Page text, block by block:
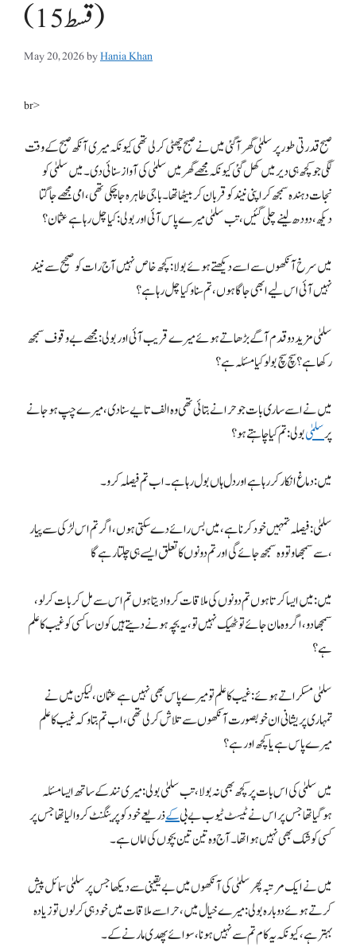
(قسط 15)
May 20, 2026byHania Khan
br>
صبح قدرتی طور پر سلمیٰ گھر آگئی میں نے صبح چھٹی کرلی تھی کیونکہ میری آنکھ صبح کے وقت
لگی جو کچھ ہی دیر میں کھل گئی کیونکہ مجھے گھر میں سلمیٰ کی آواز سنائی دی۔ میں سلمیٰ کو
نجات دہندہ سمجھ کر اپنی نیند کو قربان کربیٹھا تھا۔ باجی طاہرہ جاچکی تھی، امی مجھے جاگتا
دیکھ، دودھ لینے چلی گئیں، تب سلمیٰ میرے پاس آئی اور بولی: کیا چل رہا ہے عثمان؟
میں سرخ آنکھوں سے اسے دیکھتے ہوئے بولا: کچھ خاص نہیں آج رات کو صحیح سے نیند
نہیں آئی اس لیے ابھی جاگا ہوں، تم سناو کیا چل رہا ہے؟
سلمیٰ مزید دو قدم آگے بڑھاتے ہوئے میرے قریب آئی اور بولی: مجھے بے وقوف سمجھ
رکھا ہے؟ سچ سچ بولو کیا مسئلہ ہے؟
میں نے اسے ساری بات جو حرا نے بتائی تھی وہ الف تا یے سنا دی، میرے چپ ہوجانے
پرسلمیٰبولی: تم کیا چاہتے ہو؟
میں: دماغ انکار کررہا ہے اوردل ہاں بول رہا ہے۔ اب تم فیصلہ کرو۔
سلمیٰ: فیصلہ تمہیں خود کرنا ہے، میں بس رائے دے سکتی ہوں، اگر تم اس لڑکی سے پیار
سے سمجھاو تو وہ سمجھ جائے گی اور تم دونوں کا تعلق ایسے ہی چلتا رہے گا،
میں: میں ایسا کرتا ہوں تم دونوں کی ملاقات کروا دیتا ہوں تم اس سے مل کر بات کرلو،
سمجھا دو، اگر وہ مان جائے تو ٹھیک نہیں تو، یہ بچہ ہونے دیتے ہیں کون سا کسی کو غیب کا علم
ہے؟
سلمیٰ مسکراتے ہوئے: غیب کا علم تو میرے پاس بھی نہیں ہے عثمان، لیکن میں نے
تمہاری پریشانی ان خوبصورت آنکھوں سے تلاش کرلی تھی، اب تم بتاو کہ غیب کا علم
میرے پاس ہے یا کچھ اور ہے؟
میں سلمیٰ کی اس بات پر کچھ بھی نہ بولا، تب سلمیٰ بولی: میری نند کے ساتھ ایسا مسئلہ
ہوگیا تھا جس پر اس نے ٹیسٹ ٹیوب بے بیکےذریعے خود کو پرینگنٹ کروالیا تھا جس پر
کسی کو شک بھی نہیں ہوا تھا۔ آج وہ تین تین بچوں کی اماں ہے۔
میں نے ایک مرتبہ پھر سلمیٰ کی آنکھوں میں بے یقینی سے دیکھا جس پر سلمیٰ سمائل پیش
کرتے ہوئے دوبارہ بولی: میرے خیال میں ، حرا سے ملاقات میں خود ہی کرلوں تو زیادہ
بہتر ہے، کیونکہ یہ کام تم سے نہیں ہونا، سوائے پھدی مارنے کے۔